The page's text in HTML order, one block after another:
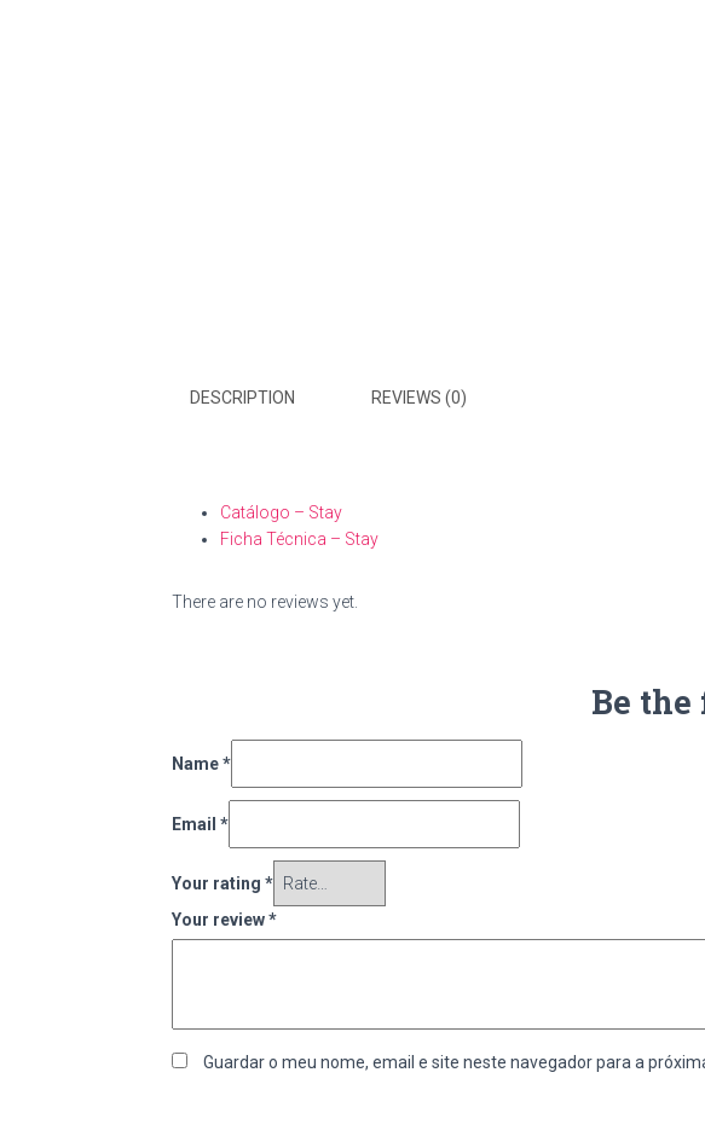
DESCRIPTION REVIEWS (0)
Catálogo – Stay
Ficha Técnica – Stay
There are no reviews yet.
Be the
Name*
Email *
Your rating *
Your review*
Guardar o meu nome, email e site neste navegador para a